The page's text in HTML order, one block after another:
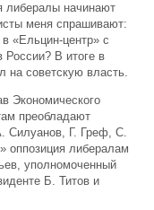
либералы начинают
меня спрашивают:
«Ельцин-центр» с
В итоге в
на советскую власть.
Экономического
преобладают
Силуанов, Г. Греф, С.
оппозиция либералам
уполномоченный
Б. Титов и